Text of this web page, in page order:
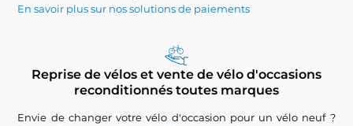
En savoir plus sur nos solutions de paiements
Reprise de vélos et vente de vélo d'occasions
reconditionnés toutes marques
Envie de changer votre vélo d'occasion pour un vélo neuf ?